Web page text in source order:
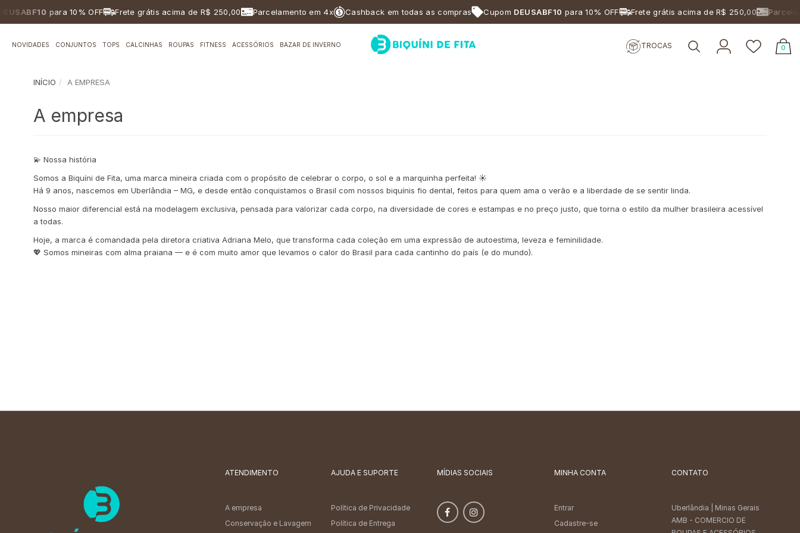
para 10% OFF Frete grátis acima de R$ 250,00 Parcelamento em 4x Cashback em todas as compras CupomDEUSABF10para 10% OFF Frete grátis acima de R$ 250,00
NOVIDADES CONJUNTOS TOPS CALCINHAS ROUPAS FITNESS ACESSÓRIOS BAZAR DE INVERNO TROCAS 0
INÍCIO A EMPRESA
A empresa
💫 Nossa história
Somos a Biquíni de Fita, uma marca mineira criada com o propósito de celebrar o corpo, o sol e a marquinha perfeita! ☀️
Há 9 anos, nascemos em Uberlândia – MG, e desde então conquistamos o Brasil com nossos biquínis fio dental, feitos para quem ama o verão e a liberdade de se sentir linda.
Nosso maior diferencial está na modelagem exclusiva, pensada para valorizar cada corpo, na diversidade de cores e estampas e no preço justo, que torna o estilo da mulher brasileira acessível
a todas.
Hoje, a marca é comandada pela diretora criativa Adriana Melo, que transforma cada coleção em uma expressão de autoestima, leveza e feminilidade.
💖 Somos mineiras com alma praiana — e é com muito amor que levamos o calor do Brasil para cada cantinho do país (e do mundo).
ATENDIMENTO
A empresa
Conservação e Lavagem
AJUDA E SUPORTE
Política de Privacidade
Política de Entrega
MÍDIAS SOCIAIS MINHA CONTA
Entrar
Cadastre-se
CONTATO
Uberlândia | Minas Gerais
AMB - COMERCIO DE